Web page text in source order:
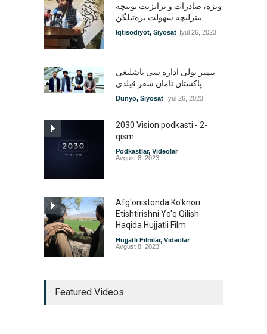
ویزه، صادرات و ترانزیت بوییچه
ییترلیچه سهولت یره‌تیلگن
Iqtisodiyot, Siyosat Iyul 26, 2023
تیمیر یولی اداره سی باشلیغی
پاکستان تامان سفر قیلدی
Dunyo, Siyosat Iyul 26, 2023
2030 Vision podkasti - 2-
qism
Podkastlar, Videolar
Avgust 8, 2023
Afg'onistonda Ko'knori
Etishtirishni Yo'q Qilish
Haqida Hujjatli Film
Hujjatli Filmlar, Videolar
Avgust 8, 2023
Featured Videos